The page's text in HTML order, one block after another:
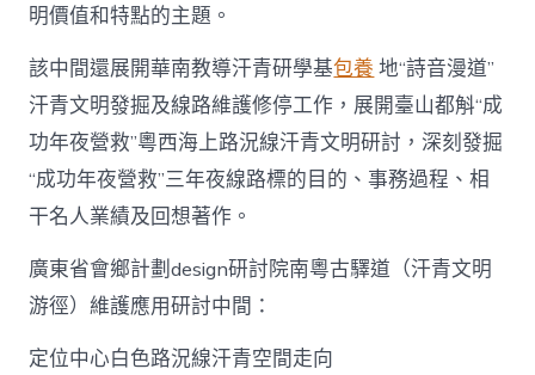
明價值和特點的主題。
該中間還展開華南教導汗青研學基包養 地“詩音漫道”
汗青文明發掘及線路維護修停工作，展開臺山都斛“成
功年夜營救”粵西海上路況線汗青文明研討，深刻發掘
“成功年夜營救”三年夜線路標的目的、事務過程、相
干名人業績及回想著作。
廣東省會鄉計劃design研討院南粵古驛道（汗青文明
游徑）維護應用研討中間：
定位中心白色路況線汗青空間走向